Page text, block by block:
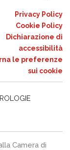
Privacy Policy
Cookie Policy
Dichiarazione di
accessibilità
le preferenze
sui cookie
Camera di